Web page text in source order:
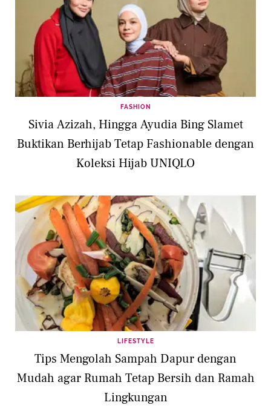
FASHION
Sivia Azizah, Hingga Ayudia Bing Slamet
Buktikan Berhijab Tetap Fashionable dengan
Koleksi Hijab UNIQLO
LIFESTYLE
Tips Mengolah Sampah Dapur dengan
Mudah agar Rumah Tetap Bersih dan Ramah
Lingkungan